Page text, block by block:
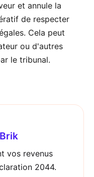
et annule la
de respecter
Cela peut
ou d'autres
le tribunal.
vos revenus
2044.